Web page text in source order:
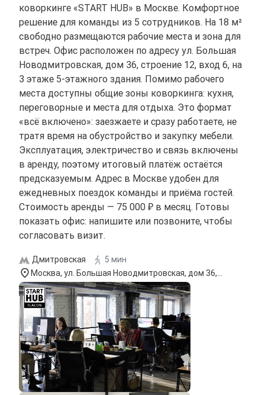
коворкинге «START HUB» в Москве. Комфортное
решение для команды из 5 сотрудников. На 18 м²
свободно размещаются рабочие места и зона для
встреч. Офис расположен по адресу ул. Большая
Новодмитровская, дом 36, строение 12, вход 6, на
3 этаже 5-этажного здания. Помимо рабочего
места доступны общие зоны коворкинга: кухня,
переговорные и места для отдыха. Это формат
«всё включено»: заезжаете и сразу работаете, не
тратя время на обустройство и закупку мебели.
Эксплуатация, электричество и связь включены
в аренду, поэтому итоговый платёж остаётся
предсказуемым. Адрес в Москве удобен для
ежедневных поездок команды и приёма гостей.
Стоимость аренды — 75 000 ₽ в месяц. Готовы
показать офис: напишите или позвоните, чтобы
согласовать визит.
Дмитровская
5 мин
Москва, ул. Большая Новодмитровская, дом 36,
строение 12, вход 6